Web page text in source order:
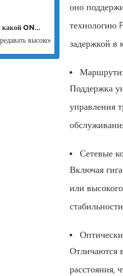
WiFi 6 против WiFi 7: какой ONU/ONT подходит для полностью оптических сетей?
высокоскоростные данные к
оно
технологию
задержкой в
Поддержка
управления
Сетевые
Включая
или
Отличаются
расстояния,